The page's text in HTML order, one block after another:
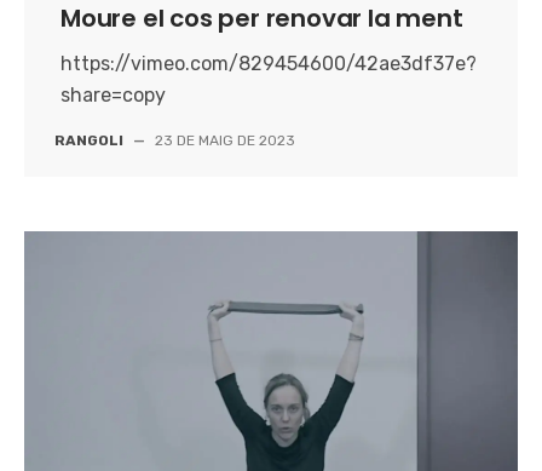
Moure el cos per renovar la ment
https://vimeo.com/829454600/42ae3df37e?
share=copy
RANGOLI — 23 DE MAIG DE 2023